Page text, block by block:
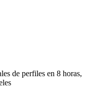
de perfiles en 8 horas,